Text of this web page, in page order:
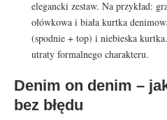
elegancki zestaw. Na przykład:
ołówkowa i biała kurtka
(spodnie + top) i niebieska
utraty formalnego charakteru.
Denim on denim –
bez błędu